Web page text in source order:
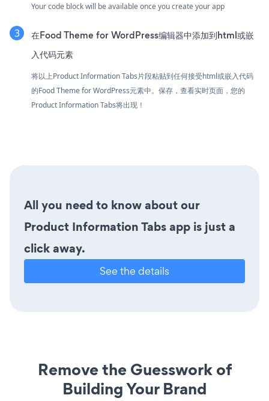
Your code block will be available once you create your app
在Food Theme for WordPress编辑器中添加到html或嵌
入代码元素
将以上Product Information Tabs片段粘贴到任何接受html或嵌入代码
的Food Theme for WordPress元素中。保存，查看实时页面，您的
Product Information Tabs将出现！
All you need to know about our
Product Information Tabs app is just a
click away.
See the details
Remove the Guesswork of
Building Your Brand